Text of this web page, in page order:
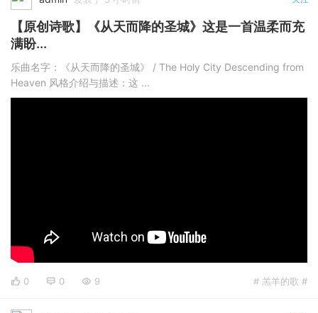
【原创诗歌】《从天而降的圣城》这是一首温柔而充
满盼...
乐曲名字：《从天而降的圣城》 / The Holy City Descending from
Heaven 风格介绍与描述：这 ...
0 0 9 # 羔羊的歌 #